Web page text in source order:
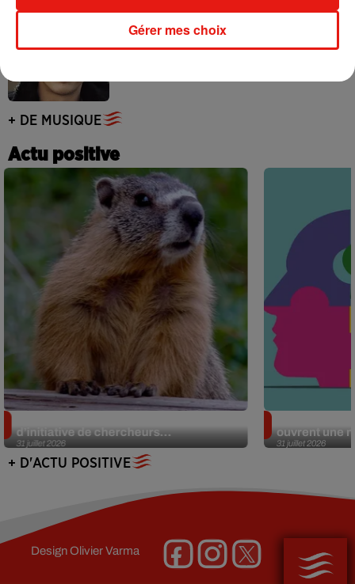
Tiny Desk invite Charlie Puth pour une
live session solaire
+ DE MUSIQUE
Actu positive
31 juillet 2026
d’initiative de chercheurs...
31 juillet 2026
ouvrent une
+ D'ACTU POSITIVE
DesignOlivier Varma
Gérer mes choix